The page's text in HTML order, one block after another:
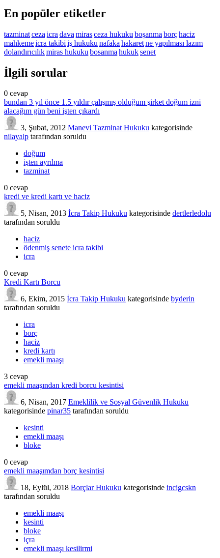
En popüler etiketler
tazminatceza icra dava mirasceza hukuku boşanma borçhaciz
mahkemeicra takibi iş hukuku nafaka hakaretne yapılması lazım
dolandırıcılıkmiras hukuku bosanma hukuksenet
İlgili sorular
0 cevap
bundan 3 yıl önce 1.5 yıldır çalışmış olduğum şirket doğum izni
alacağım gün beni işten çıkardı
3, Şubat, 2012 Manevi Tazminat Hukuku kategorisinde
nilayalp tarafından soruldu
doğum
işten ayrılma
tazminat
0 cevap
kredi ve kredi kartı ve haciz
5, Nisan, 2013 İcra Takip Hukuku kategorisinde dertlerledolu
tarafından soruldu
haciz
ödenmiş senete icra takibi
icra
0 cevap
Kredi Kartı Borcu
6, Ekim, 2015 İcra Takip Hukuku kategorisinde byderin
tarafından soruldu
icra
borç
haciz
kredi kartı
emekli maaşı
3 cevap
emekli maaşından kredi borcu kesintisi
6, Nisan, 2017 Emeklilik ve Sosyal Güvenlik Hukuku
kategorisinde pinar35 tarafından soruldu
kesinti
emekli maaşı
bloke
0 cevap
emekli maaşımdan borç kesintisi
18, Eylül, 2018 Borçlar Hukuku kategorisinde incigcskn
tarafından soruldu
emekli maaşı
kesinti
bloke
içra
emekli maaşı kesilirmi